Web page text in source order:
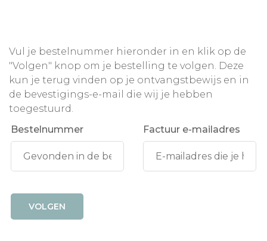
Vul je bestelnummer hieronder in en klik op de
"Volgen" knop om je bestelling te volgen. Deze
kun je terug vinden op je ontvangstbewijs en in
de bevestigings-e-mail die wij je hebben
toegestuurd.
Bestelnummer
Factuur e-mailadres
VOLGEN